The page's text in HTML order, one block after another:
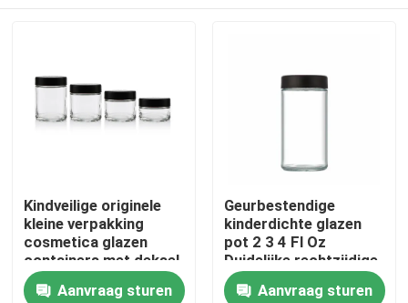
Huis
Kindveilige originele
kleine verpakking
cosmetica glazen
containers met deksel
groothandel
Aanvraag sturen
Geurbestendige
kinderdichte glazen
pot 2 3 4 Fl Oz
Duidelijke rechtzijdige
container luchtdicht
Aanvraag sturen